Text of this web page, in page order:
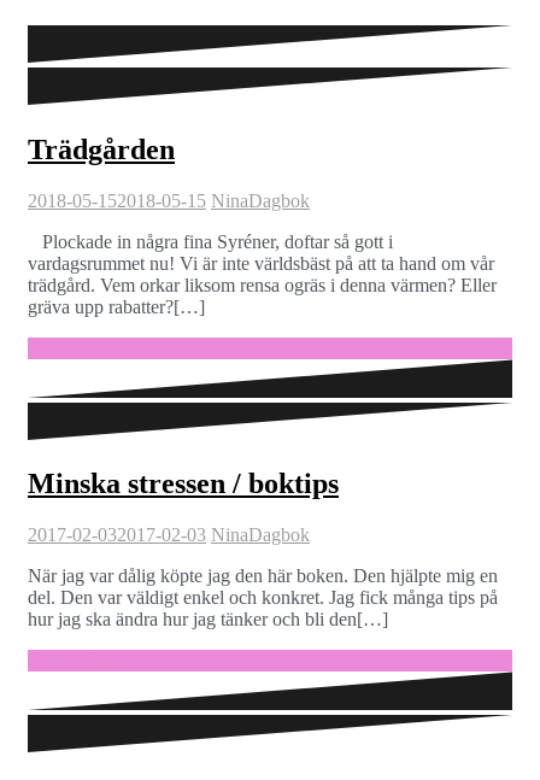
Trädgården
2018-05-152018-05-15 NinaDagbok
Plockade in några fina Syréner, doftar så gott i
vardagsrummet nu! Vi är inte världsbäst på att ta hand om vår
trädgård. Vem orkar liksom rensa ogräs i denna värmen? Eller
gräva upp rabatter?[…]
Minska stressen / boktips
2017-02-032017-02-03 NinaDagbok
När jag var dålig köpte jag den här boken. Den hjälpte mig en
del. Den var väldigt enkel och konkret. Jag fick många tips på
hur jag ska ändra hur jag tänker och bli den[…]